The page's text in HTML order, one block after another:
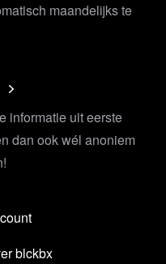
maandelijks te
informatie uit eerste
dan ook wél anoniem
blckbx